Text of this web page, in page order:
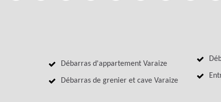
Débarras d'appartement Varaize
Débarras de grenier et cave Varaize